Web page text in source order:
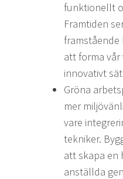
funktionellt
Framtiden
att forma
innovativt
Gröna
mer
vare
tekniker.
att skapa en
anställda